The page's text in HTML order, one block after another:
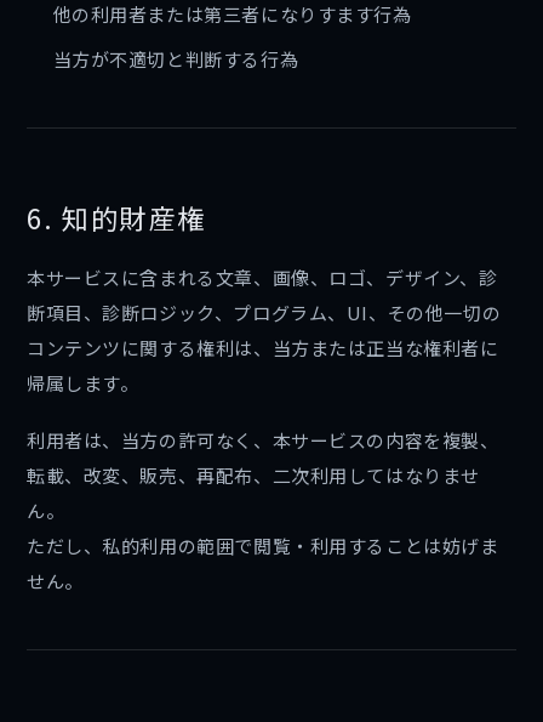
他の利用者または第三者になりすます行為
当方が不適切と判断する行為
6. 知的財産権
本サービスに含まれる文章、画像、ロゴ、デザイン、診
断項目、診断ロジック、プログラム、UI、その他一切の
コンテンツに関する権利は、当方または正当な権利者に
帰属します。
利用者は、当方の許可なく、本サービスの内容を複製、
転載、改変、販売、再配布、二次利用してはなりませ
ん。
ただし、私的利用の範囲で閲覧・利用することは妨げま
せん。